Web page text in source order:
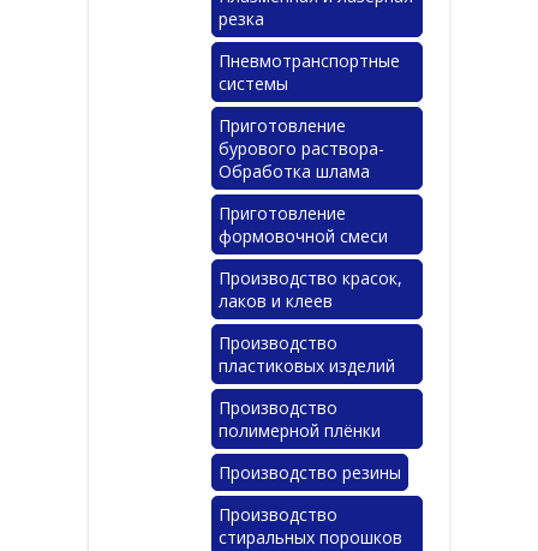
резка
Пневмотранспортные
системы
Приготовление
бурового раствора-
Обработка шлама
Приготовление
формовочной смеси
Производство красок,
лаков и клеев
Производство
пластиковых изделий
Производство
полимерной плёнки
Производство резины
Производство
стиральных порошков